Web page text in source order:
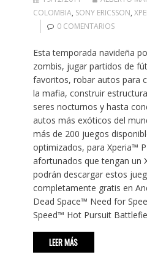
COLOMBIA, SONY ERICSSON,
0 COMENTARIOS
Esta temporada navideña
zombis, jugar partidos de
favoritos, robar autos para
la mafia, construir
seres nocturnos y hasta
autos más exóticos del
más de 200 juegos
optimizados, para Xperia™
afortunados que tengan un
podrán descargar estos
completamente gratis en
Dead Space™ Need for
Speed™ Hot Pursuit
LEER MÁS